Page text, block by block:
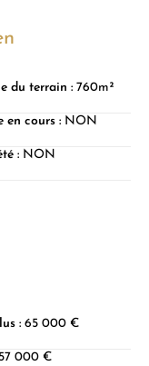
du terrain : 760m²
en cours : NON
: NON
: 65 000 €
57 000 €